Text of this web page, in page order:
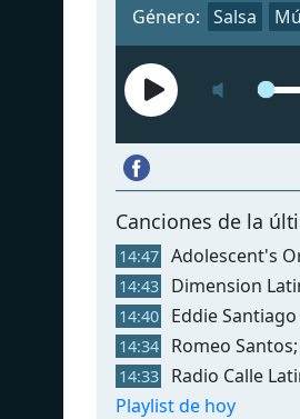
Género: Salsa
Canciones de la
14:47 Adolescent's
14:43 Dimension Latina
14:40 Eddie Santiago -
14:34 Romeo Santos; Marc
14:33
Radio Calle Latina -
Playlist de hoy